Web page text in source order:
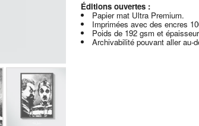
Éditions ouvertes :
Papier mat Ultra Premium.
Imprimées avec des encres
Poids de 192 gsm et
Archivabilité pouvant aller au-